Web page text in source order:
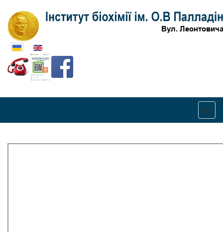
Оберіть свою мову